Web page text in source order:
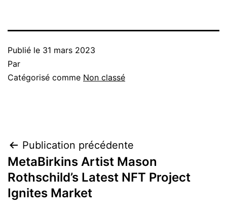
Publié le 31 mars 2023
Par
Catégorisé comme Non classé
Navigation
de
l’article
Publication précédente
MetaBirkins Artist Mason
Rothschild’s Latest NFT Project
Ignites Market